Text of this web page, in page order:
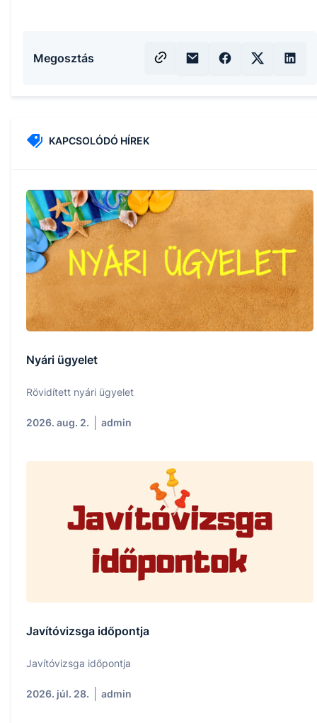
Megosztás
KAPCSOLÓDÓ HÍREK
Nyári ügyelet
Rövidített nyári ügyelet
2026. aug. 2. admin
Javítóvizsga időpontja
Javítóvizsga időpontja
2026. júl. 28. admin